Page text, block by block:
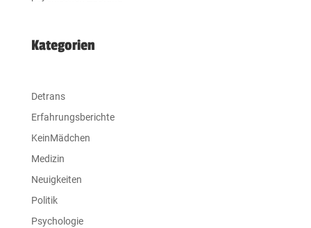
Kategorien
Detrans
Erfahrungsberichte
KeinMädchen
Medizin
Neuigkeiten
Politik
Psychologie